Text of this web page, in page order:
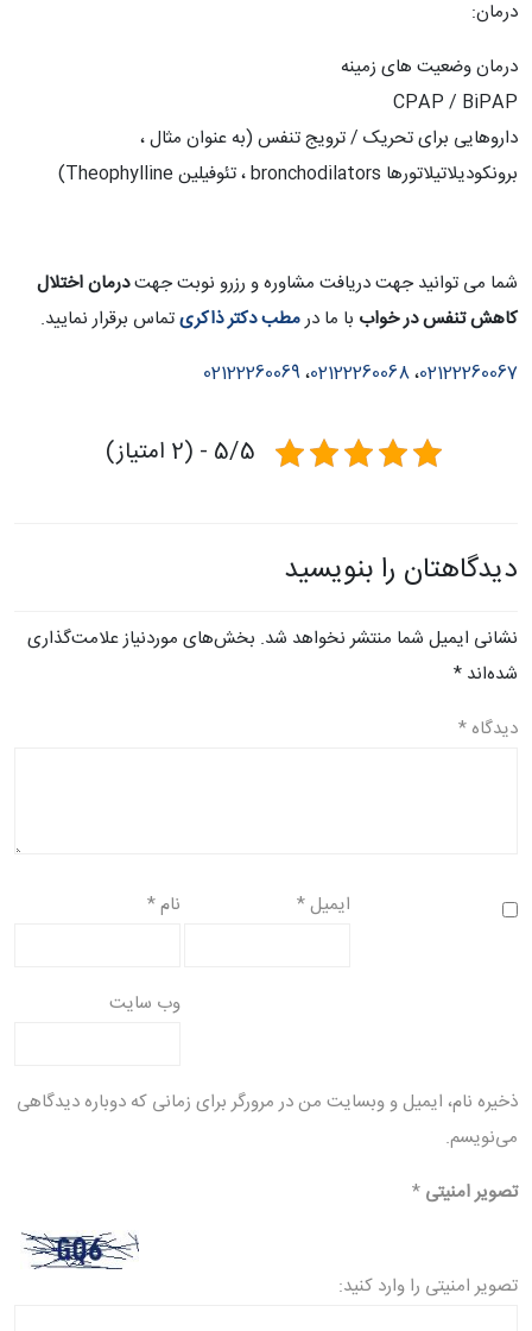
درمان:
درمان وضعیت های زمینه
CPAP / BiPAP
داروهایی برای تحریک / ترویج تنفس (به عنوان مثال ،
برونکودیلاتیلاتورها bronchodilators ، تئوفیلین Theophylline)
شما می توانید جهت دریافت مشاوره و رزرو نوبت جهتدرمان اختلال
کاهش تنفس در خواب با ما درمطب دکتر ذاکریتماس برقرار نمایید.
02122260067،02122260068، 02122260069
5/5 - (2 امتیاز)
دیدگاهتان را بنویسید
نشانی ایمیل شما منتشر نخواهد شد. بخش‌های موردنیاز علامت‌گذاری
شده‌اند *
دیدگاه *
نام* ایمیل*
وب‌ سایت
ذخیره نام، ایمیل و وبسایت من در مرورگر برای زمانی که دوباره دیدگاهی
می‌نویسم.
تصویر امنیتی *
تصویر امنیتی را وارد کنید: